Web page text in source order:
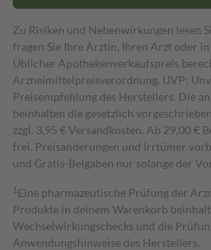
Zu Risiken und Nebenwirkungen lesen
fragen Sie Ihre Ärztin, Ihren Arzt oder
Üblicher Apothekenverkaufspreis
Arzneimittelpreisverordnung. UVP:
Preisempfehlung des Herstellers. Die
beinhalten die gesetzlich
zzgl. 3,95 € Versandkosten. Ab 29,00 €
frei. Preisänderungen und Irrtümer
und Gratis-Beigaben nur solange der
1 Eine pharmazeutische Prüfung der
Produkte in deinem Warenkorb
Wechselwirkungschecks und die
Anwendungshinweise des Herstellers.